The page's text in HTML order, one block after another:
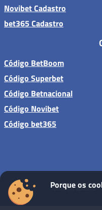
Novibet Cadastro
bet365 Cadastro
Código BetBoom
Código Superbet
Código Betnacional
Código Novibet
Código bet365
Sites de apostas -
Porque os